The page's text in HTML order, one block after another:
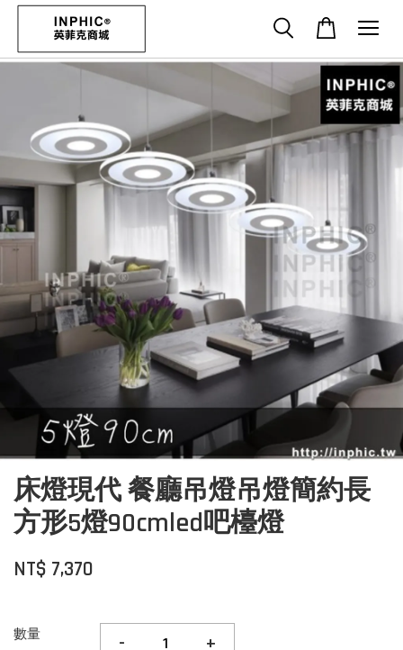
床燈現代 餐廳吊燈吊燈簡約長
方形5燈90cmled吧檯燈
NT$ 7,370
數量 - +